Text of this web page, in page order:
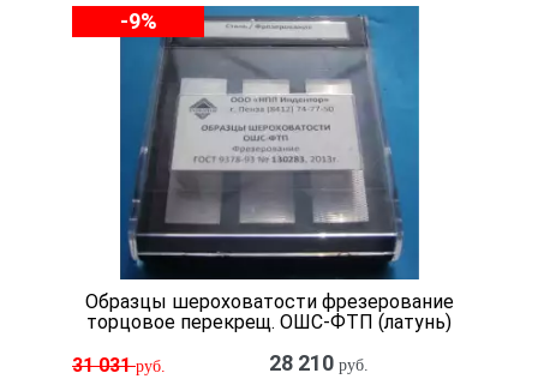
-9%
Образцы шероховатости фрезерование
торцовое перекрещ. ОШС-ФТП (латунь)
31 031руб. 28 210 руб.